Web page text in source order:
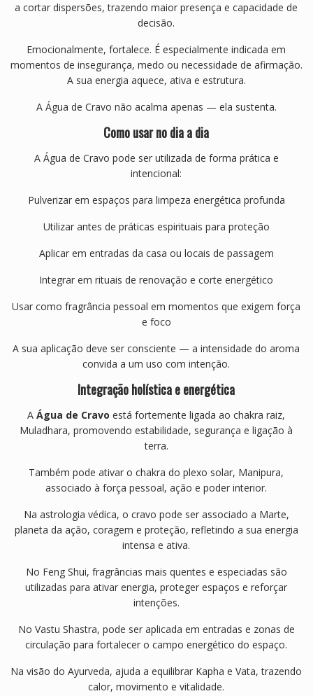
a cortar dispersões, trazendo maior presença e capacidade de
decisão.
Emocionalmente, fortalece. É especialmente indicada em
momentos de insegurança, medo ou necessidade de afirmação.
A sua energia aquece, ativa e estrutura.
A Água de Cravo não acalma apenas — ela sustenta.
Como usar no dia a dia
A Água de Cravo pode ser utilizada de forma prática e
intencional:
Pulverizar em espaços para limpeza energética profunda
Utilizar antes de práticas espirituais para proteção
Aplicar em entradas da casa ou locais de passagem
Integrar em rituais de renovação e corte energético
Usar como fragrância pessoal em momentos que exigem força
e foco
A sua aplicação deve ser consciente — a intensidade do aroma
convida a um uso com intenção.
Integração holística e energética
AÁgua de Cravo está fortemente ligada ao chakra raiz,
Muladhara, promovendo estabilidade, segurança e ligação à
terra.
Também pode ativar o chakra do plexo solar, Manipura,
associado à força pessoal, ação e poder interior.
Na astrologia védica, o cravo pode ser associado a Marte,
planeta da ação, coragem e proteção, refletindo a sua energia
intensa e ativa.
No Feng Shui, fragrâncias mais quentes e especiadas são
utilizadas para ativar energia, proteger espaços e reforçar
intenções.
No Vastu Shastra, pode ser aplicada em entradas e zonas de
circulação para fortalecer o campo energético do espaço.
Na visão do Ayurveda, ajuda a equilibrar Kapha e Vata, trazendo
calor, movimento e vitalidade.